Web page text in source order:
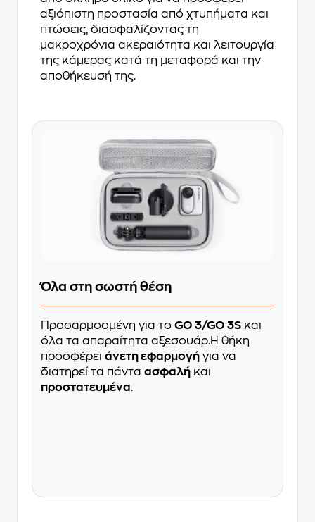
αξιόπιστη προστασία από χτυπήματα και
πτώσεις, διασφαλίζοντας τη
μακροχρόνια ακεραιότητα και λειτουργία
της κάμερας κατά τη μεταφορά και την
αποθήκευσή της.
Όλα στη σωστή θέση
Προσαρμοσμένη για το GO 3/GO 3S και
όλα τα απαραίτητα αξεσουάρ.Η θήκη
προσφέρει άνετη εφαρμογή για να
διατηρεί τα πάντα ασφαλή και
προστατευμένα.